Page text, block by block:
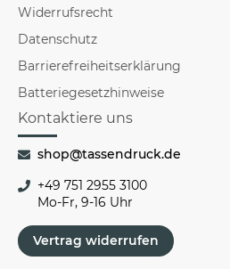
Widerrufsrecht
Datenschutz
Barrierefreiheitserklärung
Batteriegesetzhinweise
Kontaktiere uns
shop@tassendruck.de
+49 751 2955 3100
Mo-Fr, 9-16 Uhr
Vertrag widerrufen